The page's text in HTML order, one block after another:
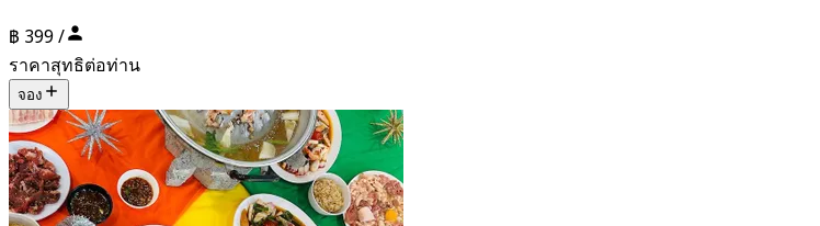
฿ 399 /
ราคาสุทธิต่อท่าน
จอง